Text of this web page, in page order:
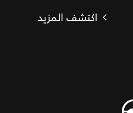
اكتشف المزيد